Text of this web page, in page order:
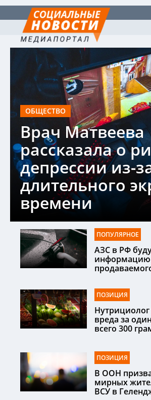
ОБЩЕСТВО
Врач Матвеева
рассказала о
депрессии из-
длительного
времени
ПОПУЛЯРНОЕ
АЗС в РФ
информацию
ПОЗИЦИЯ
вреда за
всего 300
ПОЗИЦИЯ
В ООН
мирных
ВСУ в